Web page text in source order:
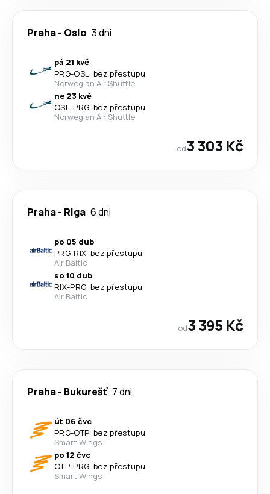
Praha- Oslo 3 dni
pá 21 kvě
PRG-OSL· bez přestupu
Norwegian Air Shuttle
ne 23 kvě
OSL-PRG· bez přestupu
Norwegian Air Shuttle
od3 303 Kč
Praha- Riga 6 dni
po 05 dub
PRG-RIX· bez přestupu
Air Baltic
so 10 dub
RIX-PRG· bez přestupu
Air Baltic
od3 395 Kč
Praha- Bukurešť 7 dni
út 06 čvc
PRG-OTP· bez přestupu
Smart Wings
po 12 čvc
OTP-PRG· bez přestupu
Smart Wings